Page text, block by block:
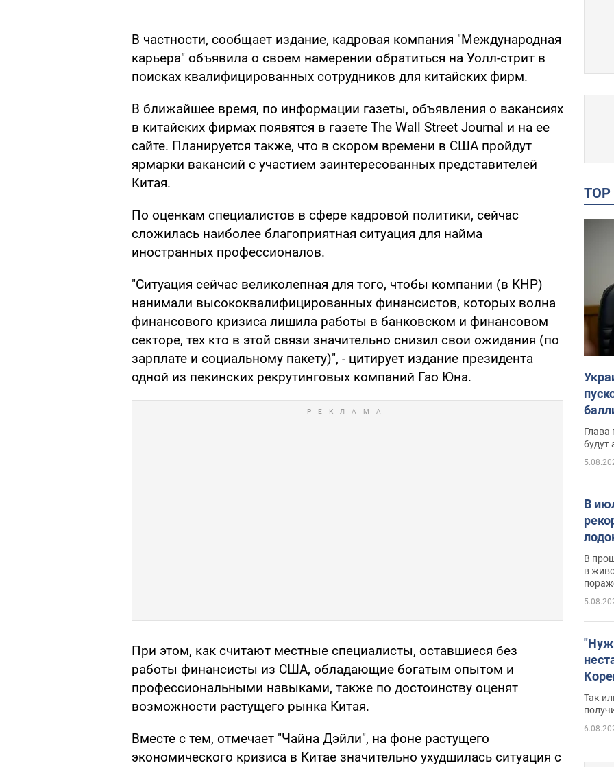
В частности, сообщает издание, кадровая компания "Международная
карьера" объявила о своем намерении обратиться на Уолл-стрит в
поисках квалифицированных сотрудников для китайских фирм.
В ближайшее время, по информации газеты, объявления о вакансиях
в китайских фирмах появятся в газете The Wall Street Journal и на ее
сайте. Планируется также, что в скором времени в США пройдут
ярмарки вакансий с участием заинтересованных представителей
Китая.
По оценкам специалистов в сфере кадровой политики, сейчас
сложилась наиболее благоприятная ситуация для найма
иностранных профессионалов.
"Ситуация сейчас великолепная для того, чтобы компании (в КНР)
нанимали высококвалифицированных финансистов, которых волна
финансового кризиса лишила работы в банковском и финансовом
секторе, тех кто в этой связи значительно снизил свои ожидания (по
зарплате и социальному пакету)", - цитирует издание президента
одной из пекинских рекрутинговых компаний Гао Юна.
При этом, как считают местные специалисты, оставшиеся без
работы финансисты из США, обладающие богатым опытом и
профессиональными навыками, также по достоинству оценят
возможности растущего рынка Китая.
Вместе с тем, отмечает "Чайна Дэйли", на фоне растущего
экономического кризиса в Китае значительно ухудшилась ситуация с
Глава
будут
В
В
в
Так